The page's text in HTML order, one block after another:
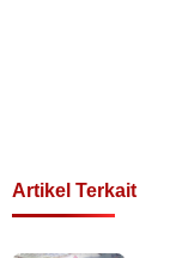
Artikel Terkait